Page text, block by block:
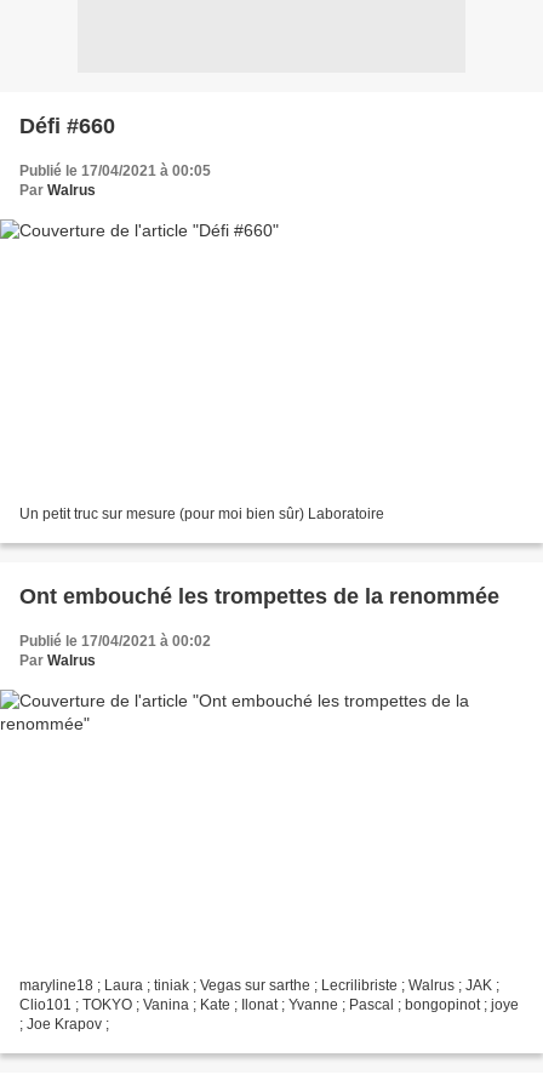
Défi #660
Publié le 17/04/2021 à 00:05
Par Walrus
Un petit truc sur mesure (pour moi bien sûr) Laboratoire
Ont embouché les trompettes de la renommée
Publié le 17/04/2021 à 00:02
Par Walrus
maryline18 ; Laura ; tiniak ; Vegas sur sarthe ; Lecrilibriste ; Walrus ; JAK ;
Clio101 ; TOKYO ; Vanina ; Kate ; Ilonat ; Yvanne ; Pascal ; bongopinot ; joye
; Joe Krapov ;